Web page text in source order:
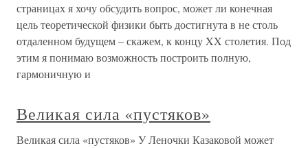
страницах я хочу обсудить вопрос, может ли конечная
цель теоретической физики быть достигнута в не столь
отдаленном будущем – скажем, к концу XX столетия. Под
этим я понимаю возможность построить полную,
гармоничную и
Великая сила «пустяков»
Великая сила «пустяков» У Леночки Казаковой может